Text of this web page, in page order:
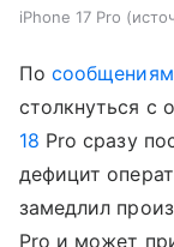
iPhone 17 Pro
Посообщениям
столкнуться с
18 Pro сразу
дефицит
замедлил
Pro и может